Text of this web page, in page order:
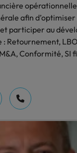
afin d’optimiser
participer au
: Retournement,
Conformité, SI